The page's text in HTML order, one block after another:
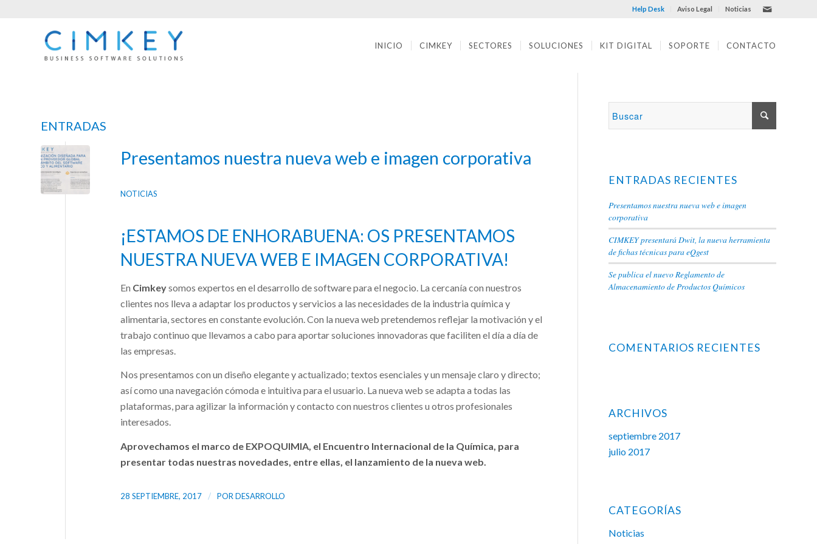
Help Desk Aviso Legal Noticias
INICIO CIMKEY SECTORES SOLUCIONES KIT DIGITAL SOPORTE CONTACTO
ENTRADAS
Presentamos nuestra nueva web e imagen corporativa
NOTICIAS
¡ESTAMOS DE ENHORABUENA: OS PRESENTAMOS
NUESTRA NUEVA WEB E IMAGEN CORPORATIVA!
En Cimkeysomos expertos en el desarrollo de software para el negocio. La cercanía con nuestros
clientes nos lleva a adaptar los productos y servicios a las necesidades de la industria química y
alimentaria, sectores en constante evolución. Con la nueva web pretendemos reflejar la motivación y el
trabajo continuo que llevamos a cabo para aportar soluciones innovadoras que faciliten el día a día de
las empresas.
Nos presentamos con un diseño elegante y actualizado; textos esenciales y un mensaje claro y directo;
así como una navegación cómoda e intuitiva para el usuario. La nueva web se adapta a todas las
plataformas, para agilizar la información y contacto con nuestros clientes u otros profesionales
interesados.
Aprovechamos el marco de EXPOQUIMIA, el Encuentro Internacional de la Química, para
presentar todas nuestras novedades, entre ellas, el lanzamiento de la nueva web.
28 SEPTIEMBRE, 2017 / PORDESARROLLO
ENTRADAS RECIENTES
Presentamos nuestra nueva web e imagen
corporativa
CIMKEY presentará Dwit, la nueva herramienta
de fichas técnicas para eQgest
Se publica el nuevo Reglamento de
Almacenamiento de Productos Químicos
COMENTARIOS RECIENTES
ARCHIVOS
septiembre 2017
julio 2017
CATEGORÍAS
Noticias